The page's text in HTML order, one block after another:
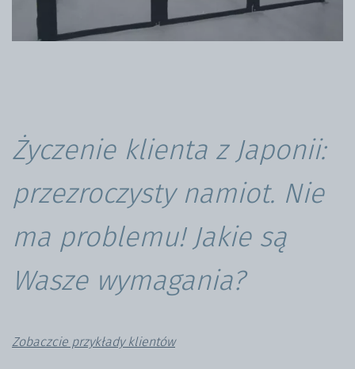
Życzenie klienta z Japonii:
przezroczysty namiot. Nie
ma problemu! Jakie są
Wasze wymagania?
Zobaczcie przykłady klientów